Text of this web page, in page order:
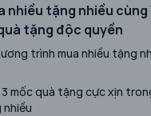
nhiều tặng nhiều cùng
tặng độc quyền
trình mua nhiều tặng
3 mốc quà tặng cực xịn
nhiều